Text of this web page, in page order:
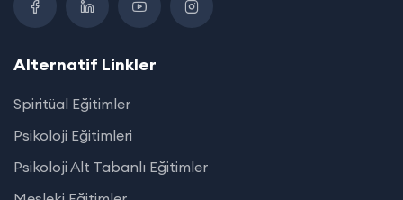
Alternatif Linkler
Spiritüal Eğitimler
Psikoloji Eğitimleri
Psikoloji Alt Tabanlı Eğitimler